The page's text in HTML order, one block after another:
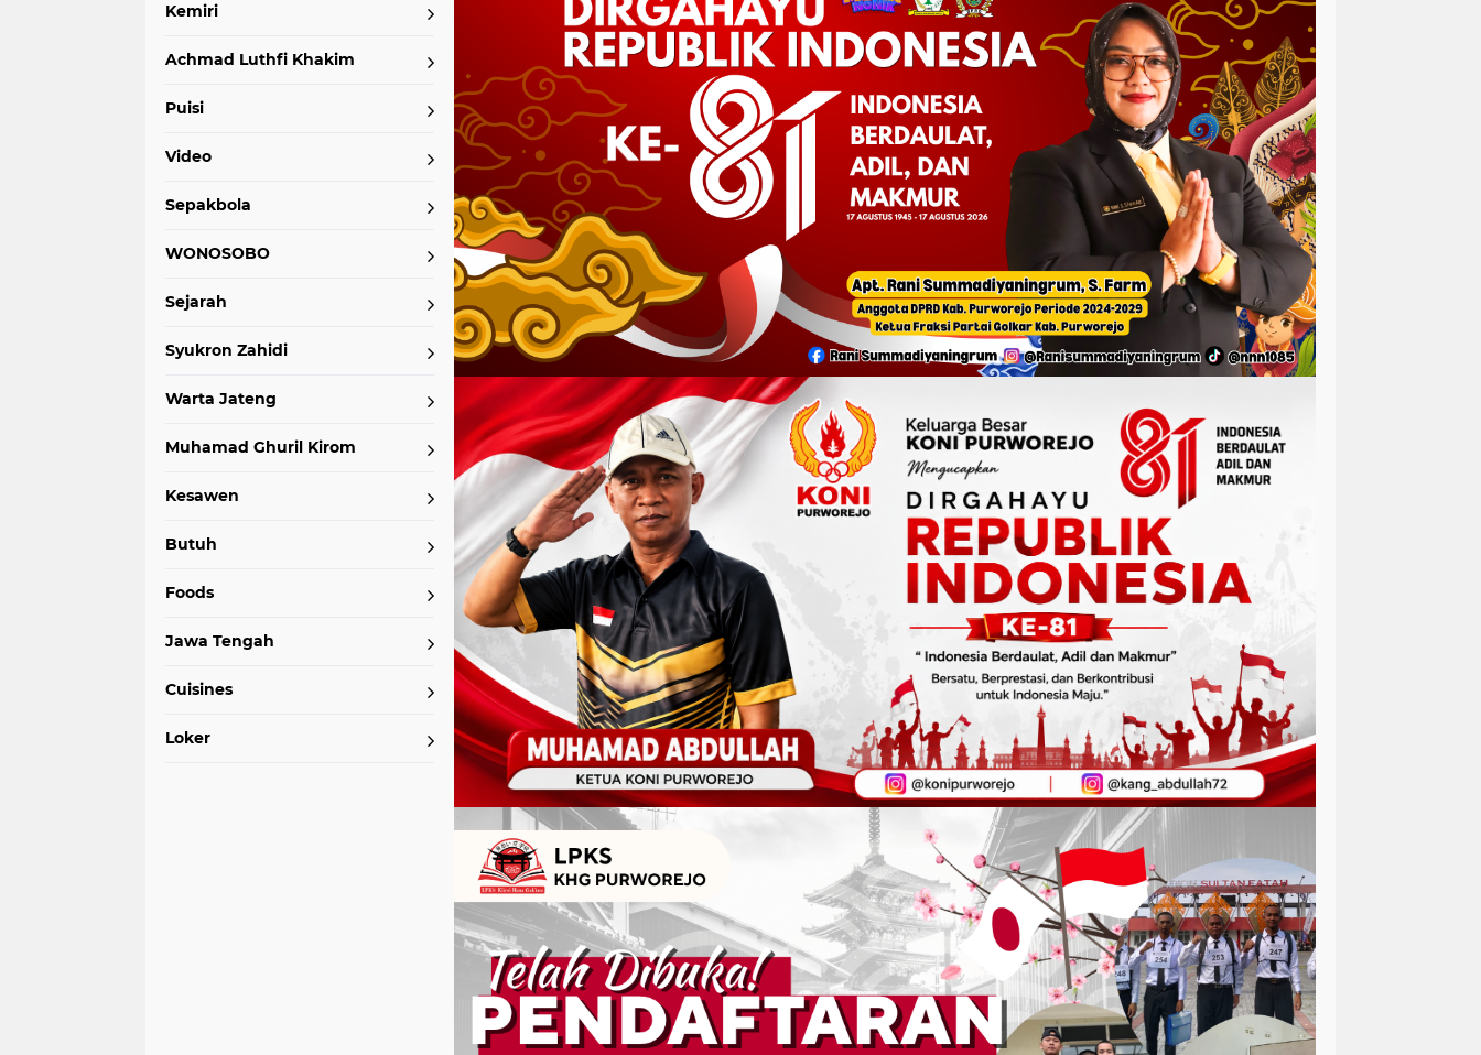
Kemiri
Achmad Luthfi Khakim
Puisi
Video
Sepakbola
WONOSOBO
Sejarah
Syukron Zahidi
Warta Jateng
Muhamad Ghuril Kirom
Kesawen
Butuh
Foods
Jawa Tengah
Cuisines
Loker